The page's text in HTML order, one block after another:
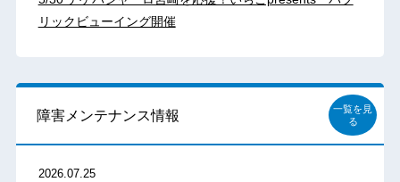
リックビューイング開催
障害メンテナンス情報
一覧を見
る
2026.07.25